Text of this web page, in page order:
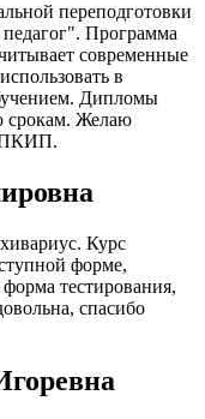
переподготовки
Программа
современные
в
Дипломы
срокам. Желаю
Курс
форме,
тестирования,
спасибо